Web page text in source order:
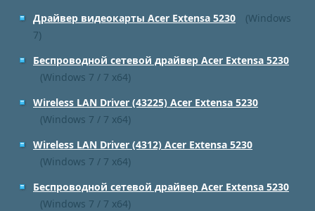
Драйвер видеокарты Acer Extensa 5230
(Windows
7)
Беспроводной сетевой драйвер Acer Extensa 5230
(Windows 7 / 7 x64)
Wireless LAN Driver (43225) Acer Extensa 5230
(Windows 7 / 7 x64)
Wireless LAN Driver (4312) Acer Extensa 5230
(Windows 7 / 7 x64)
Беспроводной сетевой драйвер Acer Extensa 5230
(Windows 7 / 7 x64)